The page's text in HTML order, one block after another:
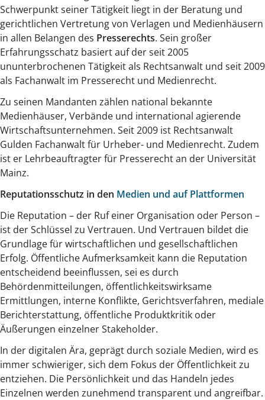
Schwerpunkt seiner Tätigkeit liegt in der Beratung und
gerichtlichen Vertretung von Verlagen und Medienhäusern
in allen Belangen des Presserechts. Sein großer
Erfahrungsschatz basiert auf der seit 2005
ununterbrochenen Tätigkeit als Rechtsanwalt und seit 2009
als Fachanwalt im Presserecht und Medienrecht.
Zu seinen Mandanten zählen national bekannte
Medienhäuser, Verbände und international agierende
Wirtschaftsunternehmen. Seit 2009 ist Rechtsanwalt
Gulden Fachanwalt für Urheber- und Medienrecht. Zudem
ist er Lehrbeauftragter für Presserecht an der Universität
Mainz.
Reputationsschutz in den Medien und auf Plattformen
Die Reputation – der Ruf einer Organisation oder Person –
ist der Schlüssel zu Vertrauen. Und Vertrauen bildet die
Grundlage für wirtschaftlichen und gesellschaftlichen
Erfolg. Öffentliche Aufmerksamkeit kann die Reputation
entscheidend beeinflussen, sei es durch
Behördenmitteilungen, öffentlichkeitswirksame
Ermittlungen, interne Konflikte, Gerichtsverfahren, mediale
Berichterstattung, öffentliche Produktkritik oder
Äußerungen einzelner Stakeholder.
In der digitalen Ära, geprägt durch soziale Medien, wird es
immer schwieriger, sich dem Fokus der Öffentlichkeit zu
entziehen. Die Persönlichkeit und das Handeln jedes
Einzelnen werden zunehmend transparent und angreifbar.